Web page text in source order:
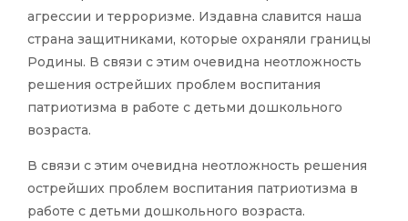
агрессии и терроризме. Издавна славится наша
страна защитниками, которые охраняли границы
Родины. В связи с этим очевидна неотложность
решения острейших проблем воспитания
патриотизма в работе с детьми дошкольного
возраста.
В связи с этим очевидна неотложность решения
острейших проблем воспитания патриотизма в
работе с детьми дошкольного возраста.